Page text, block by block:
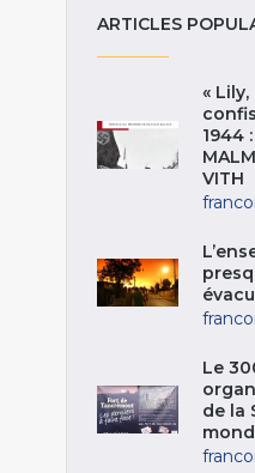
ARTICLES
«
1944
VITH
Le
de la